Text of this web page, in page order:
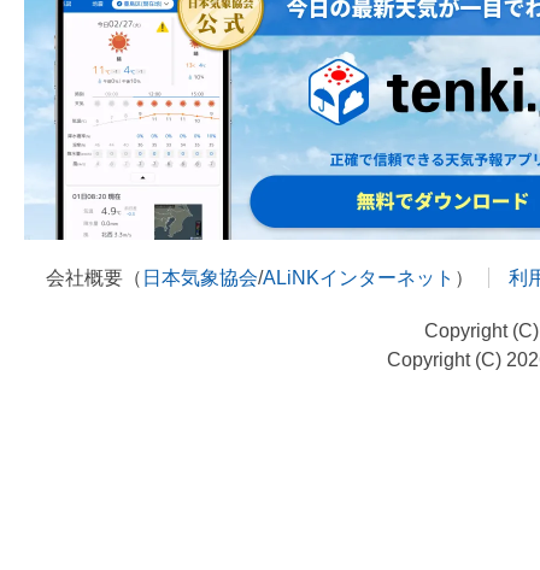
会社概要（ 日本気象協会/ALiNKインターネット ） 利
Copyright
Copyright (C)